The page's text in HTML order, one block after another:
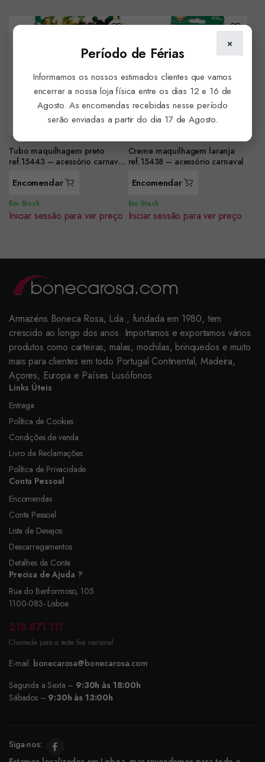
Tubo maquilhagem preto
ref.15443 – acessório carnaval
Encomendar
Em Stock
Iniciar sessão para ver preço
Creme maquilhagem laranja
ref.15438 – acessório carnaval
Encomendar
Em Stock
Iniciar sessão para ver preço
Armazéns Boneca Rosa, Lda., fundada em 1980, tem
crescido ao longo dos anos. Importamos e exportamos vários
produtos como carteiras, malas, mochilas, brinquedos e muito
mais para clientes em todo Portugal Continental, Madeira,
Açores, Europa e Países Lusófonos.
Links Úteis
Entrega
Política de Cookies
Condições de venda
Livro de Reclamações
Política de Privacidade
Conta Pessoal
Encomendas
Conta Pessoal
Lista de Desejos
Descarregamentos
Detalhes da Conta
Precisa de Ajuda ?
Rua do Benformoso, 105
1100-083- Lisboa
218 871 111
Chamada para a rede fixa nacional
E-mail: bonecarosa@bonecarosa.com
Segunda a Sexta – 9:30h às 18:00h
Sábados – 9:30h às 13:00h
Siga-nos:
×
Período de Férias
Informamos os nossos estimados clientes que vamos
encerrar a nossa loja física entre os dias 12 e 16 de
Agosto. As encomendas recebidas nesse período
serão enviadas a partir do dia 17 de Agosto.